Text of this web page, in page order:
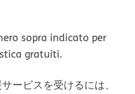
sopra indicato per
gratuiti.
ービスを受けるには、